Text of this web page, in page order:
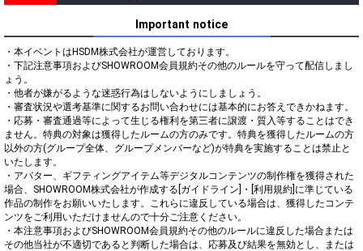
Important notice
・本イベントはHSDM株式会社が運営しております。
・下記注意事項およびSHOWROOM会員規約その他のルールを守って配信しまし
ょう。
・他者が嫌がるような迷惑行為はしないようにしましょう。
・審査状況や選考基準に関するお問い合わせには基本的にお答えできかねます。
・応募・審査通過等によって生じる権利を第三者に譲渡・質入等することはでき
ません。特典の対象は獲得したルームの方のみです。特典を獲得したルームの方
以外の方(グループ全体、グループメンバーなど)が特典を実施することは禁止と
いたします。
・アバター、ギフティングアイテム等デジタルコンテンツの制作権を獲得された
場合、SHOWROOM株式会社が作成する[ガイドライン]・[利用規約]に準じている
作品の制作をお願いいたします。これらに違反している場合は、獲得したコンテ
ンツをご利用いただけませんので十分ご注意ください。
・本注意事項およびSHOWROOM会員規約その他のルールに違反した場合または
その他当社が不適切であると判断した場合は、応募及び結果を無効とし、または